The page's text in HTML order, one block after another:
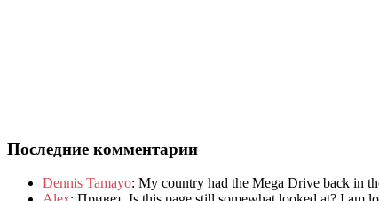
Последние комментарии
Dennis Tamayo: My country had the Mega Drive back in